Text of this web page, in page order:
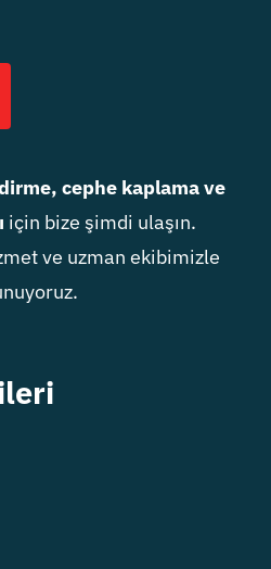
cephe kaplama ve
için bize şimdi ulaşın.
ve uzman ekibimizle